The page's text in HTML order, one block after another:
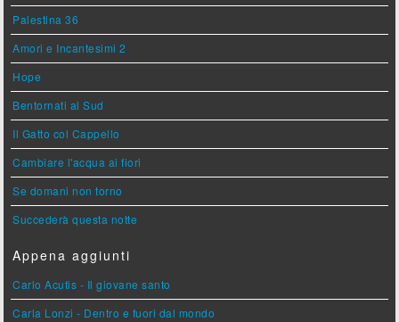
Palestina 36
Amori e Incantesimi 2
Hope
Bentornati al Sud
Il Gatto col Cappello
Cambiare l'acqua ai fiori
Se domani non torno
Succederà questa notte
Appena aggiunti
Carlo Acutis - Il giovane santo
Carla Lonzi - Dentro e fuori dal mondo